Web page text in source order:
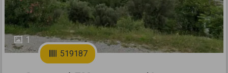
1
519187